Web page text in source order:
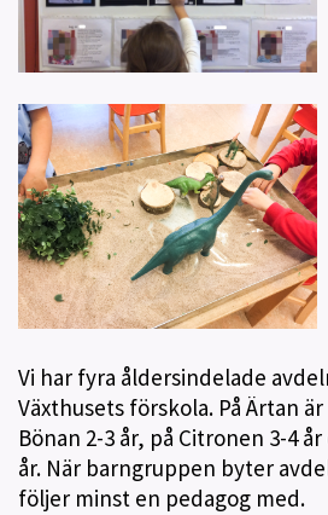
Vi har fyra åldersindelade
Växthusets förskola. På Ärtan
Bönan 2-3 år, på Citronen 3-4
år. När barngruppen byter
följer minst en pedagog med.